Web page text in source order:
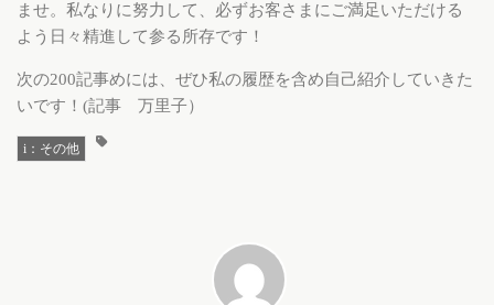
ませ。私なりに努力して、必ずお客さまにご満足いただける
よう日々精進して参る所存です！
次の200記事めには、ぜひ私の履歴を含め自己紹介していきた
いです！(記事 万里子）
i：その他